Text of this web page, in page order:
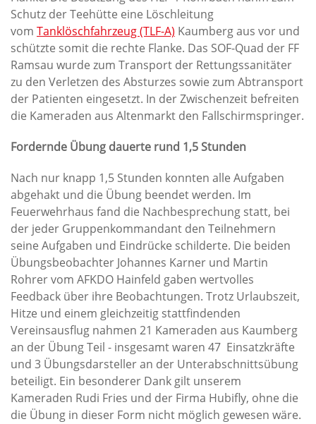
Schutz der Teehütte eine Löschleitung
vom Tanklöschfahrzeug (TLF-A) Kaumberg aus vor und
schützte somit die rechte Flanke. Das SOF-Quad der FF
Ramsau wurde zum Transport der Rettungssanitäter
zu den Verletzen des Absturzes sowie zum Abtransport
der Patienten eingesetzt. In der Zwischenzeit befreiten
die Kameraden aus Altenmarkt den Fallschirmspringer.
Fordernde Übung dauerte rund 1,5 Stunden
Nach nur knapp 1,5 Stunden konnten alle Aufgaben
abgehakt und die Übung beendet werden. Im
Feuerwehrhaus fand die Nachbesprechung statt, bei
der jeder Gruppenkommandant den Teilnehmern
seine Aufgaben und Eindrücke schilderte. Die beiden
Übungsbeobachter Johannes Karner und Martin
Rohrer vom AFKDO Hainfeld gaben wertvolles
Feedback über ihre Beobachtungen. Trotz Urlaubszeit,
Hitze und einem gleichzeitig stattfindenden
Vereinsausflug nahmen 21 Kameraden aus Kaumberg
an der Übung Teil - insgesamt waren 47 Einsatzkräfte
und 3 Übungsdarsteller an der Unterabschnittsübung
beteiligt. Ein besonderer Dank gilt unserem
Kameraden Rudi Fries und der Firma Hubifly, ohne die
die Übung in dieser Form nicht möglich gewesen wäre.